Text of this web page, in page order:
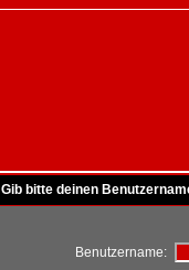
Gib bitte deinen
Benutzername: